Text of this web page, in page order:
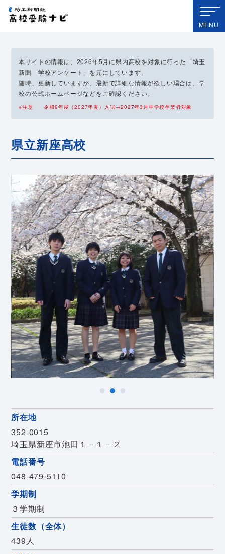
埼玉新聞社 高校受験ナビ
MENU
本サイトの情報は、2026年5月に県内高校を対象に行った「埼玉
新聞 学校アンケート」を元にしています。
随時、更新していますが、最新で詳細な情報が欲しい場合は、学
校の公式ホームページなどをご確認ください。
※注意 令和9年度（2027年度）入試→2027年3月中学校卒業者対象
県立新座高校
所在地
352-0015
埼玉県新座市池田１－１－２
電話番号
048-479-5110
学期制
３学期制
生徒数（全体）
439人